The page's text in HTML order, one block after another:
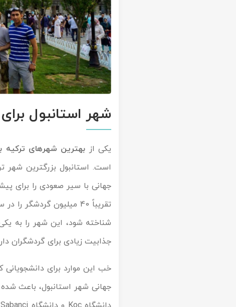
شهر استانبول
یکی از بهترین شهرهای ترکیه
است. استانبول بزرگترین شهر
شناخته شود، این شهر را به
جذابیت زیادی برای گردشگران
خب این موارد برای
جهانی شهر استانبول، باعث